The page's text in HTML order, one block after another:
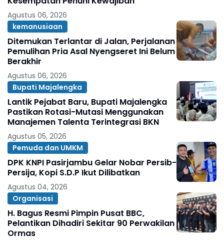
Agustus 06, 2026
kemanusiaan
Ditemukan Terlantar di Jalan, Perjalanan
Pemulihan Pria Asal Nyengseret Ini Belum
Berakhir
Agustus 06, 2026
Bupati Majalengka
Lantik Pejabat Baru, Bupati Majalengka
Pastikan Rotasi-Mutasi Menggunakan
Manajemen Talenta Terintegrasi BKN
Agustus 05, 2026
Pemuda dan UMKM
DPK KNPI Pasirjambu Gelar Nobar Persib-
Persija, Kopi S.D.P Ikut Dilibatkan
Agustus 04, 2026
Organisasi
H. Bagus Resmi Pimpin Pusat BBC,
Pelantikan Dihadiri Sekitar 90 Perwakilan
Ormas